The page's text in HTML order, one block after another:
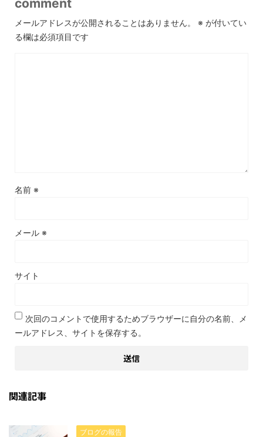
comment
メールアドレスが公開されることはありません。 ※ が付いてい
る欄は必須項目です
名前 ※
メール ※
サイト
次回のコメントで使用するためブラウザーに自分の名前、メ
ールアドレス、サイトを保存する。
関連記事
ブログの報告